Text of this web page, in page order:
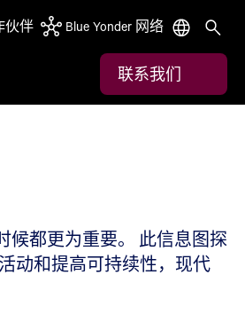
伙伴 Blue Yonder 网络
联系我们
候都更为重要。 此信息图探
动和提高可持续性，现代